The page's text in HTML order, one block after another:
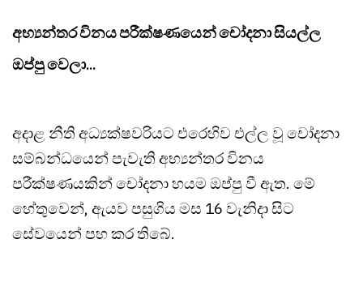
අභ්‍යන්තර විනය පරීක්ෂණයෙන් චෝදනා සියල්ල
ඔප්පු වෙලා...
අදාළ නීති අධ්‍යක්ෂවරියට එරෙහිව එල්ල වූ චෝදනා
සම්බන්ධයෙන් පැවැති අභ්‍යන්තර විනය
පරීක්ෂණයකින් චෝදනා හයම ඔප්පු වී ඇත. මේ
හේතුවෙන්, ඇයව පසුගිය මස 16 වැනිදා සිට
සේවයෙන් පහ කර තිබේ.